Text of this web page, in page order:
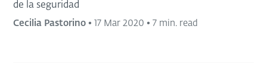
de la seguridad
Cecilia Pastorino • 17 Mar 2020 • 7 min. read